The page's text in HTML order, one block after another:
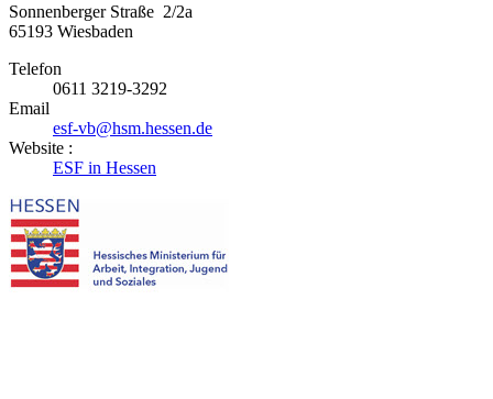
Sonnenberger Straße 2/2a
65193 Wiesbaden
Telefon
0611 3219-3292
Email
esf-vb@hsm.hessen.de
Website :
ESF in Hessen